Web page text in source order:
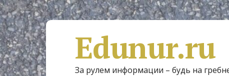
Edunur.ru
За рулем информации – будь на